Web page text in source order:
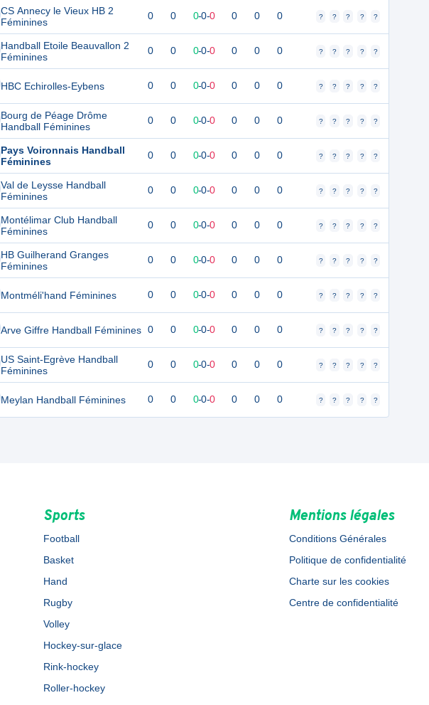
CS Annecy le Vieux HB 2
Féminines
Handball Etoile Beauvallon 2
Féminines
HBC Echirolles-Eybens
Bourg de Péage Drôme
Handball Féminines
Pays Voironnais Handball
Féminines
Val de Leysse Handball
Féminines
Montélimar Club Handball
Féminines
HB Guilherand Granges
Féminines
Montméli'hand Féminines
Arve Giffre Handball Féminines
US Saint-Egrève Handball
Féminines
Meylan Handball Féminines
0 0 0-0-0 0 0 0 ? ? ? ? ?
0 0 0-0-0 0 0 0 ? ? ? ? ?
0 0 0-0-0 0 0 0 ? ? ? ? ?
0 0 0-0-0 0 0 0 ? ? ? ? ?
0 0 0-0-0 0 0 0 ? ? ? ? ?
0 0 0-0-0 0 0 0 ? ? ? ? ?
0 0 0-0-0 0 0 0 ? ? ? ? ?
0 0 0-0-0 0 0 0 ? ? ? ? ?
0 0 0-0-0 0 0 0 ? ? ? ? ?
0 0 0-0-0 0 0 0 ? ? ? ? ?
0 0 0-0-0 0 0 0 ? ? ? ? ?
0 0 0-0-0 0 0 0 ? ? ? ? ?
Sports
Football
Basket
Hand
Rugby
Volley
Hockey-sur-glace
Rink-hockey
Roller-hockey
Mentions légales
Conditions Générales
Politique de confidentialité
Charte sur les cookies
Centre de confidentialité